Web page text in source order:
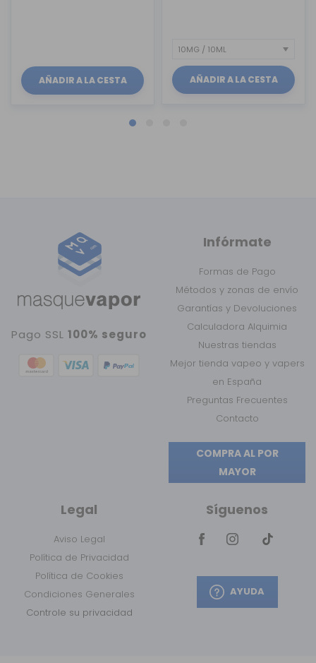
AÑADIR A LA CESTA AÑADIR A LA CESTA
Pago SSL100% seguro
Infórmate
Formas de Pago
Métodos y zonas de envío
Garantías y Devoluciones
Calculadora Alquimia
Nuestras tiendas
Mejor tienda vapeo y vapers
en España
Preguntas Frecuentes
Contacto
COMPRA AL POR
MAYOR
Legal
Aviso Legal
Política de Privacidad
Política de Cookies
Condiciones Generales
Controle su privacidad
Síguenos
AYUDA